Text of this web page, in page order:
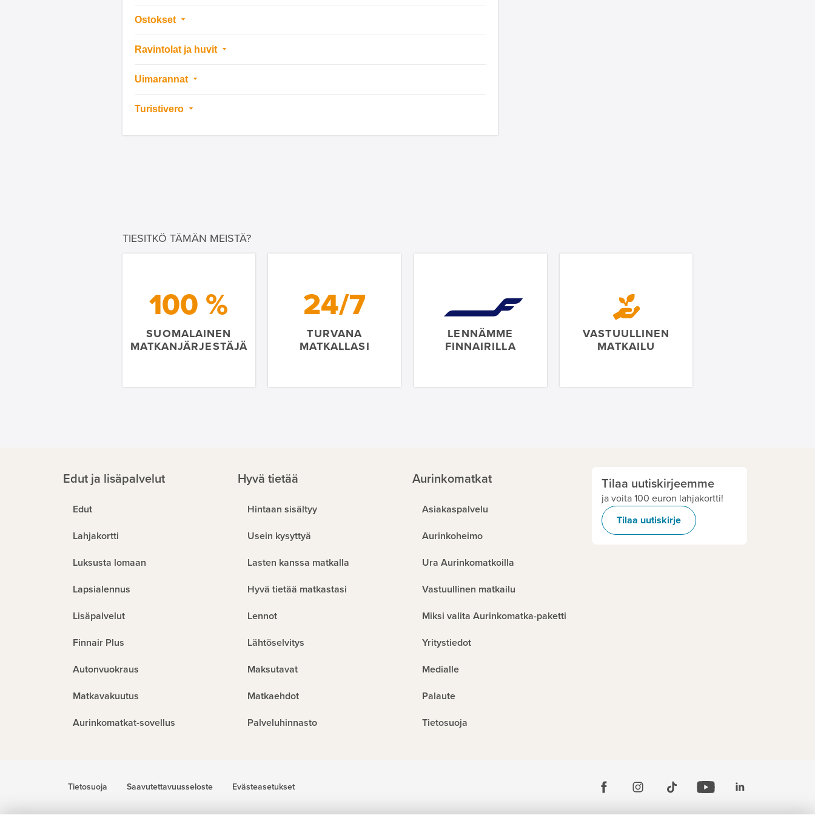
Ostokset
Ravintolat ja huvit
Uimarannat
Turistivero
TIESITKÖ TÄMÄN MEISTÄ?
100 %
SUOMALAINEN
MATKANJÄRJESTÄJÄ
24/7
TURVANA
MATKALLASI
LENNÄMME
FINNAIRILLA
VASTUULLINEN
MATKAILU
Edut ja lisäpalvelut
Edut
Lahjakortti
Luksusta lomaan
Lapsialennus
Lisäpalvelut
Finnair Plus
Autonvuokraus
Matkavakuutus
Aurinkomatkat-sovellus
Hyvä tietää
Hintaan sisältyy
Usein kysyttyä
Lasten kanssa matkalla
Hyvä tietää matkastasi
Lennot
Lähtöselvitys
Maksutavat
Matkaehdot
Palveluhinnasto
Aurinkomatkat
Asiakaspalvelu
Aurinkoheimo
Ura Aurinkomatkoilla
Vastuullinen matkailu
Miksi valita Aurinkomatka-paketti
Yritystiedot
Medialle
Palaute
Tietosuoja
Tilaa uutiskirjeemme
ja voita 100 euron lahjakortti!
Tilaa uutiskirje
Tietosuoja Saavutettavuusseloste Evästeasetukset